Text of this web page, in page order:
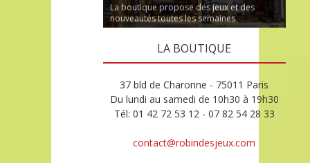
La boutique propose des jeux et des
nouveautés toutes les semaines
Robin et toute l'équipe vous accueillent
LA BOUTIQUE
37 bld de Charonne - 75011 Paris
Du lundi au samedi de 10h30 à 19h30
Tél: 01 42 72 53 12 - 07 82 54 28 33
contact@robindesjeux.com